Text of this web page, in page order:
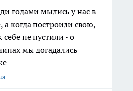
годами мылись у нас в
а когда построили свою,
себе не пустили - о
мы догадались